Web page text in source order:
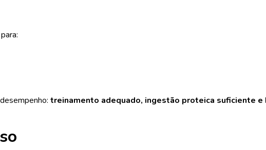
treinamento adequado, ingestão proteica suficiente